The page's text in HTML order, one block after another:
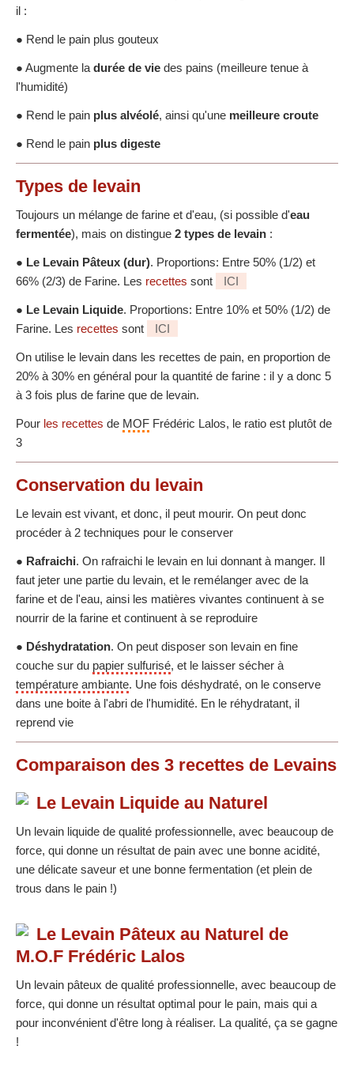
il :
● Rend le pain plus gouteux
● Augmente la durée de vie des pains (meilleure tenue à
l'humidité)
● Rend le pain plus alvéolé, ainsi qu'une meilleure croute
● Rend le pain plus digeste
Types de levain
Toujours un mélange de farine et d'eau, (si possible d'eau
fermentée), mais on distingue 2 types de levain :
● Le Levain Pâteux (dur). Proportions: Entre 50% (1/2) et
66% (2/3) de Farine. Les recettes sont ICI
● Le Levain Liquide. Proportions: Entre 10% et 50% (1/2) de
Farine. Les recettes sont ICI
On utilise le levain dans les recettes de pain, en proportion de
20% à 30% en général pour la quantité de farine : il y a donc 5
à 3 fois plus de farine que de levain.
Pour les recettes de MOF Frédéric Lalos, le ratio est plutôt de
3
Conservation du levain
Le levain est vivant, et donc, il peut mourir. On peut donc
procéder à 2 techniques pour le conserver
● Rafraichi. On rafraichi le levain en lui donnant à manger. Il
faut jeter une partie du levain, et le remélanger avec de la
farine et de l'eau, ainsi les matières vivantes continuent à se
nourrir de la farine et continuent à se reproduire
● Déshydratation. On peut disposer son levain en fine
couche sur du papier sulfurisé, et le laisser sécher à
température ambiante. Une fois déshydraté, on le conserve
dans une boite à l'abri de l'humidité. En le réhydratant, il
reprend vie
Comparaison des 3 recettes de Levains
Le Levain Liquide au Naturel
Un levain liquide de qualité professionnelle, avec beaucoup de
force, qui donne un résultat de pain avec une bonne acidité,
une délicate saveur et une bonne fermentation (et plein de
trous dans le pain !)
Le Levain Pâteux au Naturel de
M.O.F Frédéric Lalos
Un levain pâteux de qualité professionnelle, avec beaucoup de
force, qui donne un résultat optimal pour le pain, mais qui a
pour inconvénient d'être long à réaliser. La qualité, ça se gagne
!